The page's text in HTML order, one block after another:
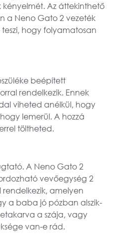
kényelmét. Az áttekinthető
a Neno Gato 2 vezeték
hogy folyamatosan
beépített
rendelkezik. Ennek
viheted anélkül, hogy
lemerül. A hozzá
töltheted.
A Neno Gato 2
vevőegység 2
amelyen
a baba jó pózban alszik-
a szája, vagy
van-e rád.